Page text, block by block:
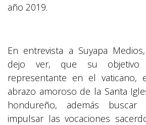
año 2019.
En entrevista a Suyapa
dejo ver, que su objetivo
representante en el vaticano,
abrazo amoroso de la Santa
hondureño, además buscar
impulsar las vocaciones